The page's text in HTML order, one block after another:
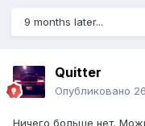
9 months later...
Quitter
Опубликовано
Ничего больше нет.